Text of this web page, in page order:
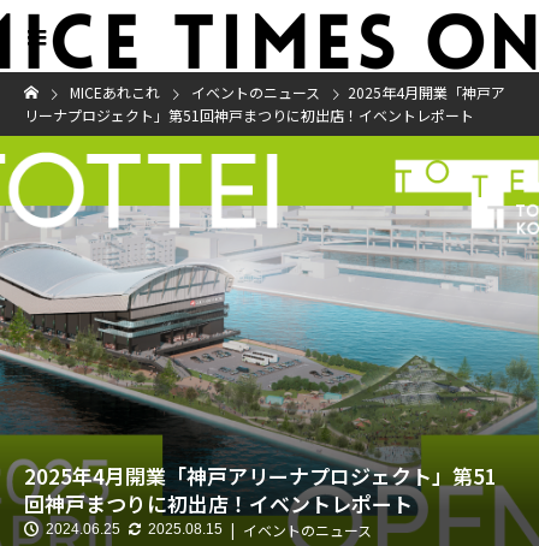
MICEあれこれ イベントのニュース
2025年4月開業「神戸ア
リーナプロジェクト」第51回神戸まつりに初出店！イベントレポート
2025年4月開業「神戸アリーナプロジェクト」第51
回神戸まつりに初出店！イベントレポート
2024.06.25 2025.08.15 イベントのニュース